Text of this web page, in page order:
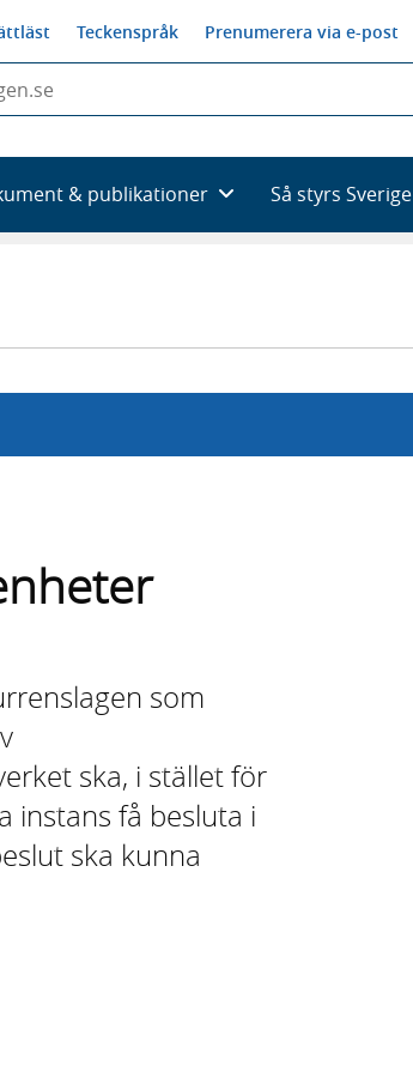
Teckenspråk Prenumerera via e-post
& publikationer Så styrs Sverige
som
ska, i stället för
instans få besluta i
ska kunna